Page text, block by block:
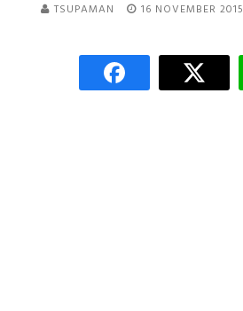
TSUPAMAN 16 NOVEMBER 2015